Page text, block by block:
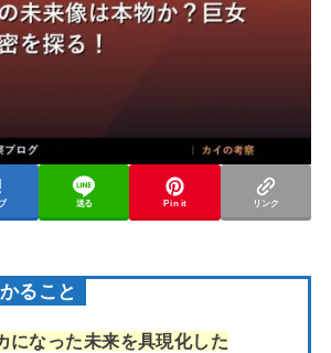
送る Pin it リンク
ること
になった未来を具現化した